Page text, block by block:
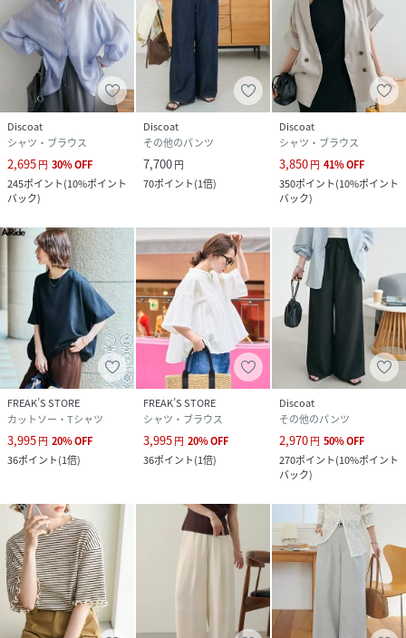
れている「店舗在庫」から確認にしていただけます。
「在庫あり」の表記でも、お取り置き分などでお客様に販売
できない場合がございます。
※予約商品でも、店舗では追加がない場合もございます。ご
了承ください。
※初回予約商品でも配送処理が発生するため、店舗より遅れ
てのお届けとなる場合がございます。
性別タイプ
原産国 中国
素材
【無地】
(本体)ポリエステル94% ポリウレタン6%
【ストライプ】
(本体)ポリエステル 94% ポリウレタン 5% レー
ヨン 1%
手洗い(タンブル乾燥不可・漂白不可・アイロン
可・クリーニング可)
※着用時,洗濯時は必ず取り扱い表示・タグをご
確認の上,お取り扱いください.
品番
KX8129_DCZ1041402A0006
DCZ1041402A0006-4-i KX8129)
Discoat
シャツ・ブラウス
2,695円 30%OFF
245ポイント(10%ポイント
バック)
Discoat
その他のパンツ
7,700円
70ポイント(1倍)
Discoat
シャツ・ブラウス
3,850円 41%OFF
350ポイント(10%ポイント
バック)
FREAK’S STORE
カットソー・Tシャツ
3,995円 20%OFF
36ポイント(1倍)
FREAK’S STORE
シャツ・ブラウス
3,995円 20%OFF
36ポイント(1倍)
Discoat
その他のパンツ
2,970円 50%OFF
270ポイント(10%ポイント
バック)